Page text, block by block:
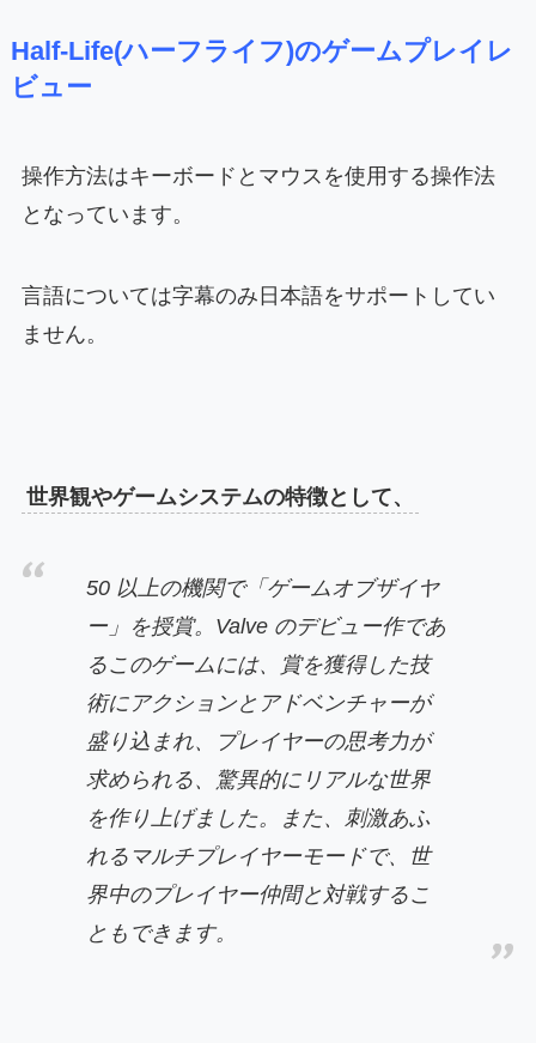
Half-Life(ハーフライフ)のゲームプレイレ
ビュー
操作方法はキーボードとマウスを使用する操作法
となっています。
言語については字幕のみ日本語をサポートしてい
ません。
世界観やゲームシステムの特徴として、
50 以上の機関で「ゲームオブザイヤ
ー」を授賞。Valve のデビュー作であ
るこのゲームには、賞を獲得した技
術にアクションとアドベンチャーが
盛り込まれ、プレイヤーの思考力が
求められる、驚異的にリアルな世界
を作り上げました。また、刺激あふ
れるマルチプレイヤーモードで、世
界中のプレイヤー仲間と対戦するこ
ともできます。